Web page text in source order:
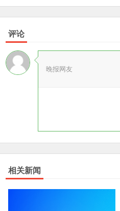
评论
晚报网友
相关新闻